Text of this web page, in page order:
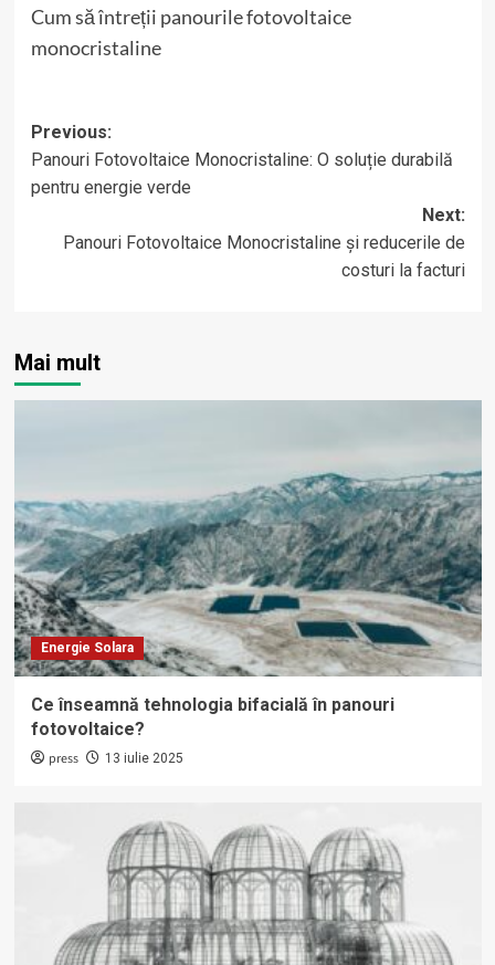
Cum să întreții panourile fotovoltaice
monocristaline
Post
navigation
Previous:
Panouri Fotovoltaice Monocristaline: O soluție durabilă
pentru energie verde
Next:
Panouri Fotovoltaice Monocristaline și reducerile de
costuri la facturi
Mai mult
Energie Solara
Ce înseamnă tehnologia bifacială în panouri
fotovoltaice?
press 13 iulie 2025